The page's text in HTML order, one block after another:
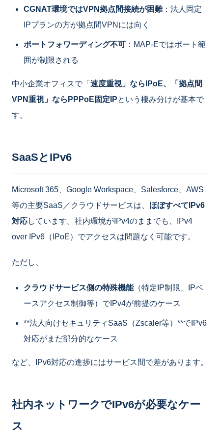
CGNAT環境ではVPN拠点間接続が困難：法人固定
IPプランの方が拠点間VPNには向く
ポートフォワーディング不可 ：MAP-Eではポート範
囲が制限される
中小企業オフィスで「 速度重視」ならIPoE、「拠点間
VPN重視」ならPPPoE固定IPという棲み分けが基本で
す。
SaaSとIPv6
Microsoft 365、Google Workspace、Salesforce、AWS
等の主要SaaS／クラウドサービスは、 ほぼすべてIPv6
対応しています。社内環境がIPv4のままでも、IPv4
over IPv6（IPoE）でアクセスは問題なく可能です。
ただし、
クラウドサービス側の特殊機能（特定IP制限、IPベ
ースアクセス制御等）でIPv4が前提のケース
**法人向けセキュリティSaaS（Zscaler等）**でIPv6
対応がまだ部分的なケース
など、IPv6対応の進捗にはサービス間で差があります。
社内ネットワークでIPv6が必要なケー
ス